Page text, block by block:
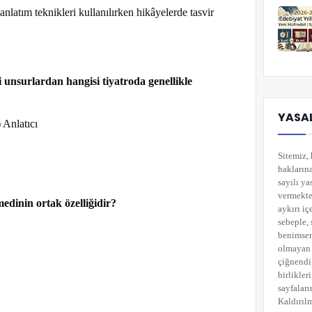
teknikleri kullanılırken hikâyelerde tasvir
unsurlardan hangisi tiyatroda genellikle
ile komedinin ortak özelliğidir?
Sitemiz,
sayılı
aykırı
sebeple,
olmayan